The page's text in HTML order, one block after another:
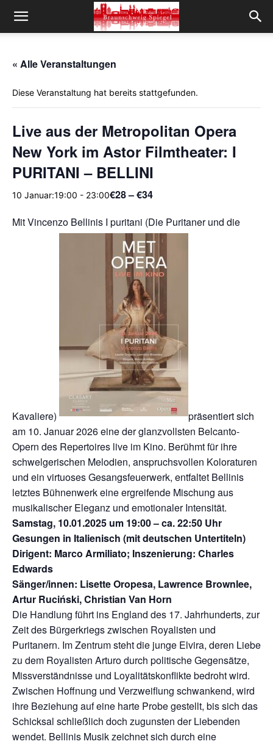
« Alle Veranstaltungen
Diese Veranstaltung hat bereits stattgefunden.
Live aus der Metropolitan Opera
New York im Astor Filmtheater: I
PURITANI – BELLINI
10 Januar:19:00 - 23:00€28 – €34
Mit Vincenzo Bellinis I puritani (Die Puritaner und die
Kavaliere)
präsentiert sich
am 10. Januar 2026 eine der glanzvollsten Belcanto-
Opern des Repertoires live im Kino. Berühmt für ihre
schwelgerischen Melodien, anspruchsvollen Koloraturen
und ein virtuoses Gesangsfeuerwerk, entfaltet Bellinis
letztes Bühnenwerk eine ergreifende Mischung aus
musikalischer Eleganz und emotionaler Intensität.
Samstag, 10.01.2025 um 19:00 – ca. 22:50 Uhr
Gesungen in Italienisch (mit deutschen Untertiteln)
Dirigent: Marco Armiliato; Inszenierung: Charles
Edwards
Sänger/innen: Lisette Oropesa, Lawrence Brownlee,
Artur Ruciński, Christian Van Horn
Die Handlung führt ins England des 17. Jahrhunderts, zur
Zeit des Bürgerkriegs zwischen Royalisten und
Puritanern. Im Zentrum steht die junge Elvira, deren Liebe
zu dem Royalisten Arturo durch politische Gegensätze,
Missverständnisse und Loyalitätskonflikte bedroht wird.
Zwischen Hoffnung und Verzweiflung schwankend, wird
ihre Beziehung auf eine harte Probe gestellt, bis sich das
Schicksal schließlich doch zugunsten der Liebenden
wendet. Bellinis Musik zeichnet sich durch eine